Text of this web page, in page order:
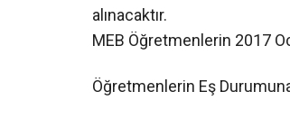
alınacaktır.
MEB Öğretmenlerin 2017
Öğretmenlerin Eş